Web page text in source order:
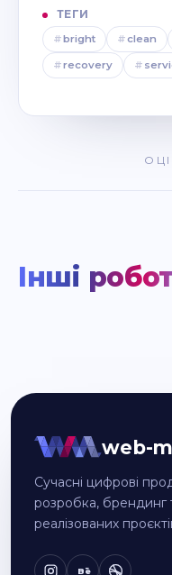
ТЕГИ
#bright #clean
#recovery #
Інші
web-
Сучасні цифрові
розробка, брендинг
реалізованих
Bē